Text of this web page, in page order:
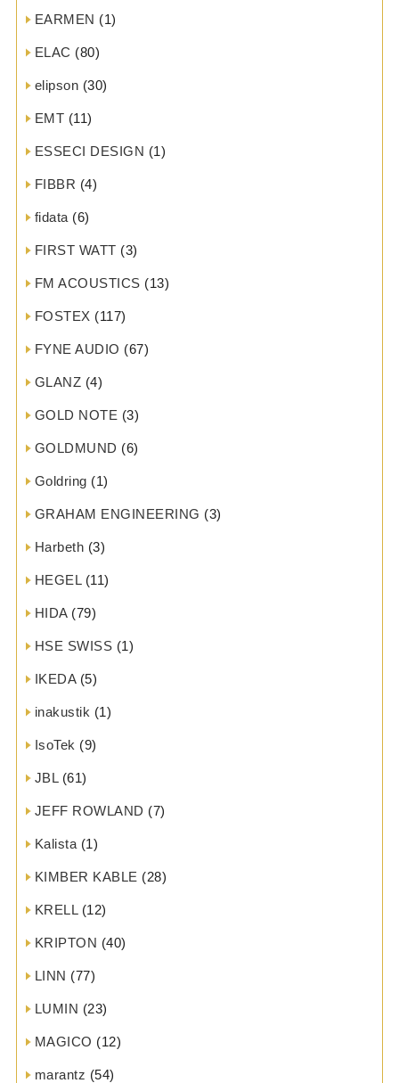
EARMEN (1)
ELAC (80)
elipson (30)
EMT (11)
ESSECI DESIGN (1)
FIBBR (4)
fidata (6)
FIRST WATT (3)
FM ACOUSTICS (13)
FOSTEX (117)
FYNE AUDIO (67)
GLANZ (4)
GOLD NOTE (3)
GOLDMUND (6)
Goldring (1)
GRAHAM ENGINEERING (3)
Harbeth (3)
HEGEL(11)
HIDA(79)
HSE SWISS (1)
IKEDA(5)
inakustik (1)
IsoTek (9)
JBL(61)
JEFF ROWLAND (7)
Kalista (1)
KIMBER KABLE (28)
KRELL(12)
KRIPTON (40)
LINN (77)
LUMIN (23)
MAGICO (12)
marantz (54)